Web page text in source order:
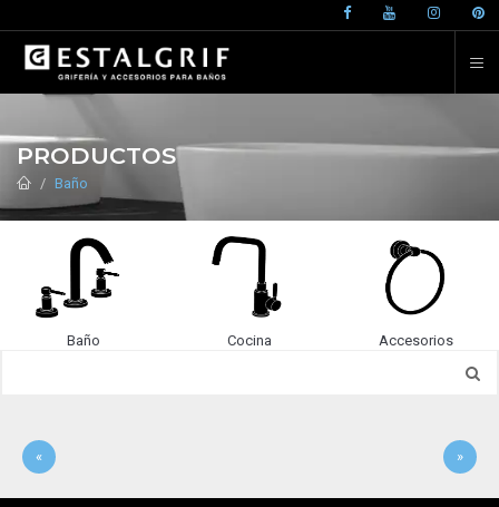
PRODUCTOS
Baño
Baño Cocina Accesorios
« »